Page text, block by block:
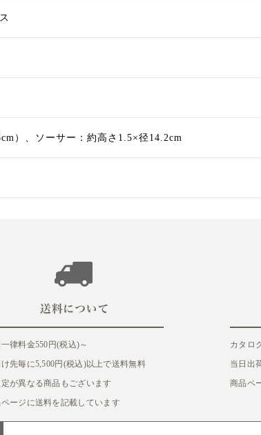
）、ソーサー：約高さ1.5×径14.2cm
律料金550円(税込)～
先毎に5,500円(税込)以上で送料無料
が異なる商品もございます
ージに送料を記載しています
カタロ
当日出
商品ペ